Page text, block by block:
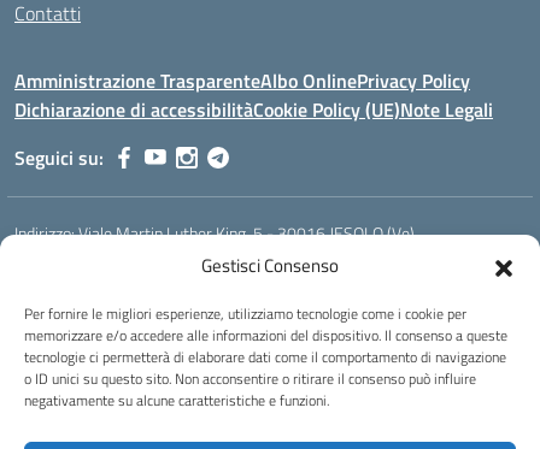
Gestisci Consenso
Per fornire le migliori esperienze, utilizziamo tecnologie come i cookie per
memorizzare e/o accedere alle informazioni del dispositivo. Il consenso a queste
tecnologie ci permetterà di elaborare dati come il comportamento di navigazione
o ID unici su questo sito. Non acconsentire o ritirare il consenso può influire
negativamente su alcune caratteristiche e funzioni.
Contatti
Amministrazione TrasparenteAlbo OnlinePrivacy Policy
Dichiarazione di accessibilitàCookie Policy (UE)Note Legali
Seguici su:
Indirizzo:Viale Martin Luther King, 5 - 30016 JESOLO (Ve)
Email:verh020008@istruzione.it
Codice fiscale: 93023530277
Codice meccanografico:VERH020008
Codice Indice delle Pubbliche Amministrazioni (IPA): istsc_verh020008
Codice unico di fatturazione (CUF): UFBI5A